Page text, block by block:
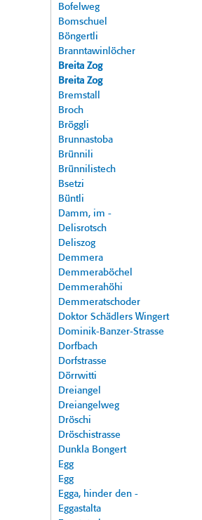
Bofelweg
Bomschuel
Böngertli
Branntawinlöcher
Breita Zog
Breita Zog
Bremstall
Broch
Bröggli
Brunnastoba
Brünnili
Brünnilistech
Bsetzi
Büntli
Damm, im -
Delisrotsch
Deliszog
Demmera
Demmeraböchel
Demmerahöhi
Demmeratschoder
Doktor Schädlers Wingert
Dominik-Banzer-Strasse
Dorfbach
Dorfstrasse
Dörrwitti
Dreiangel
Dreiangelweg
Dröschi
Dröschistrasse
Dunkla Bongert
Egg
Egg
Egga, hinder den -
Eggastalta